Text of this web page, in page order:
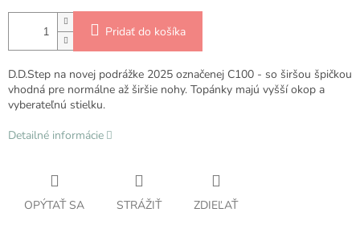
Pridať do košíka
D.D.Step na novej podrážke 2025 označenej C100 - so širšou špičkou
vhodná pre normálne až širšie nohy. Topánky majú vyšší okop a
vyberateľnú stielku.
Detailné informácie
OPÝTAŤ SA STRÁŽIŤ ZDIEĽAŤ